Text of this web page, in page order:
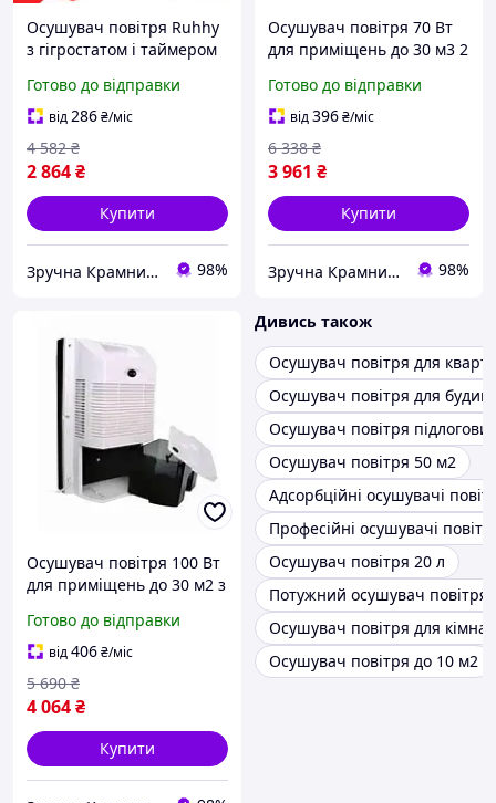
Осушувач повітря Ruhhy
з гігростатом і таймером
приміщень до 30 м2
Готово до відправки
від286₴/міс
2 864₴
4 582 ₴
Купити
Зручна Крамниця 98%
Осушувач повітря 70 Вт
для приміщень до 30 м3 2
MK-2423
Готово до відправки
від396₴/міс
3 961 ₴
6 338 ₴
Купити
Зручна Крамниця 98%
Осушувач повітря 100 Вт
для приміщень до 30 м2 з
MK-11258
Готово до відправки
від406₴/міс
4 064₴
5 690 ₴
Купити
Дивись також
Осушувач повітря для
Осушувач повітря для
Осушувач повітря
Осушувач повітря 50 м2
Адсорбційні осушувачі
Професійні осушувачі
Осушувач повітря 20 л
Потужний осушувач повітря
Осушувач повітря для
Осушувач повітря до 10 м2